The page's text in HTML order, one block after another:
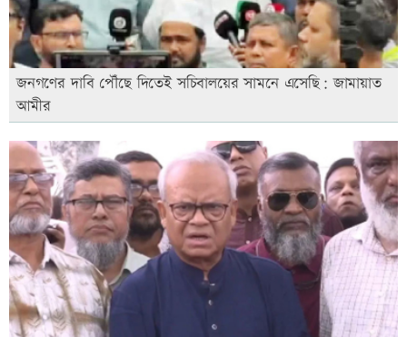
জনগণের দাবি পৌঁছে দিতেই সচিবালয়ের সামনে এসেছি: জামায়াত
আমীর